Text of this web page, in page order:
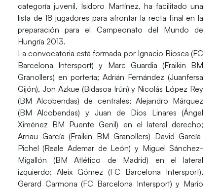
categoría juvenil, Isidoro Martínez, ha facilitado una
lista de 18 jugadores para afrontar la recta final en la
preparación para el Campeonato del Mundo de
Hungría 2013.
La convocatoria está formada por Ignacio Biosca (FC
Barcelona Intersport) y Marc Guardia (Fraikin BM
Granollers) en portería;Adrián Fernández (Juanfersa
Gijón), Jon Azkue (Bidasoa Irún) y Nicolás López Rey
(BM Alcobendas) de centrales; Alejandro Márquez
(BM Alcobendas) y Juan de Dios Linares (Ángel
Ximénez BM Puente Genil) en el lateral derecho;
Arnau García(Fraikin BM Granollers) David García
Pichel(Reale Ademar de León) y Miguel Sánchez-
Migallón (BM Atlético de Madrid) en el lateral
izquierdo; Aleix Gómez (FC Barcelona Intersport),
Gerard Carmona (FC Barcelona Intersport) y Mario